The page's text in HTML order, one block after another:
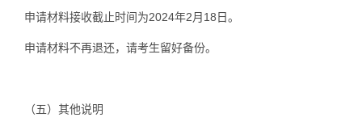
申请材料接收截止时间为2024年2月18日。
申请材料不再退还，请考生留好备份。
（五） 其他说明